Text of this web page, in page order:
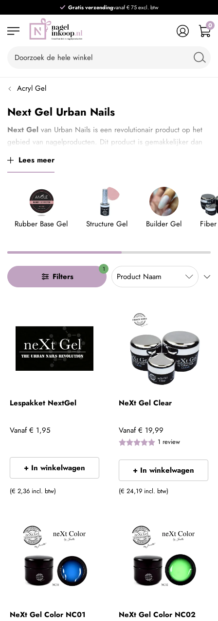
Gratis verzendingvanaf € 75 excl. btw
0
Acryl Gel
Next Gel Urban Nails
Next Gel van Urban Nails is een revolutionair product op het
gebied van nagelproducten. Dit product is gemakkelijker dan
binnen 60 minuten een nieuwe set nagels of werk de nagel bij
Lees meer
Rubber Base Gel Structure Gel Builder Gel
Filters
1
Lespakket NextGel
Vanaf € 1,95
+ In winkelwagen
(€ 2,36 incl. btw)
NeXt Gel Clear
Vanaf € 19,99
1 review
+ In winkelwagen
(€ 24,19 incl. btw)
NeXt Gel Color NC01
NeXt Gel Color NC02